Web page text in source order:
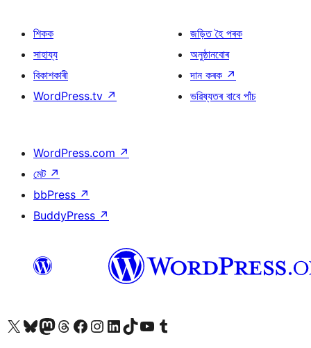
শিকক
সাহায্য
বিকাশকাৰী
WordPress.tv ↗
জড়িত হৈ পৰক
অনুষ্ঠানবোৰ
দান কৰক ↗
ভৱিষ্যতৰ বাবে পাঁচ
WordPress.com ↗
মেট ↗
bbPress ↗
BuddyPress ↗
আমাৰ X (আগৰ Twitter) একাউণ্টলৈ যাওকআমাৰ Bluesky একাউণ্টলৈ যাওকআমাৰ Mastodon একাউণ্টলৈ যাওকআমাৰ Threads একাউণ্টলৈ যাওকআমাৰ Facebook পৃষ্ঠালৈ যাওকআমাৰ Instagram একাউণ্টলৈ যাওকআমাৰ LinkedIn একাউণ্টলৈ যাওকআমাৰ TikTok একাউণ্টলৈ যাওকআমাৰ YouTube চেনেললৈ যাওকআমাৰ Tumblr একাউণ্টলৈ যাওক